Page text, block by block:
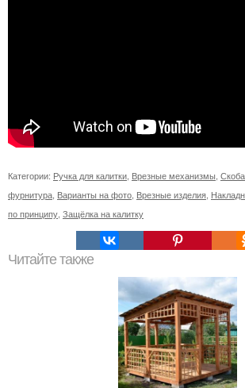
Категории: Ручка для калитки Врезные механизмы
фурнитура Варианты на фото Врезные изделия
по принципу Защёлка на калитку
Читайте также